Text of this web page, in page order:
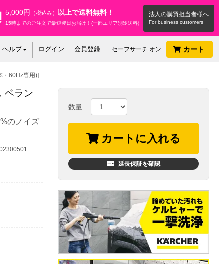
法人の購買担当者様へ
5,000円 （税込み） 以上で送料無料！
15時までのご注文で最短翌日お届け！(一部エリア別途送料)
ヘルプ ログイン 会員登録 セーフサーチ:オン カート
・60Hz専用)]
ベラン
のノイズ
数量
カートに入れる
延長保証を確認